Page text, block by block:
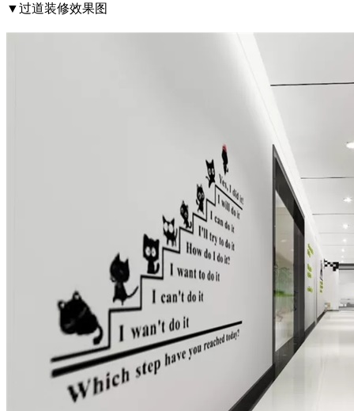
▼过道装修效果图